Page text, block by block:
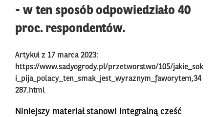
- w ten sposób odpowiedziało 40
proc. respondentów.
Artykuł z 17 marca 2023:
https://www.sadyogrody.pl/przetworstwo/105/jakie_sok
i_pija_polacy_ten_smak_jest_wyraznym_faworytem,34
287.html
Niniejszy materiał stanowi integralną cześć